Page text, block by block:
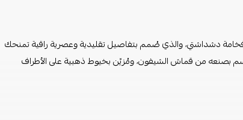
دشداشتي، والذي صُمم بتفاصيل تقليدية وعصرية راقية تمنحك
بصنعه من قماش الشيفون، ومُزيّن بخيوط ذهبية على الأطراف